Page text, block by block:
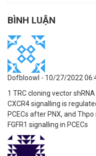
BÌNH LUẬN
Dofbloowl - 10/27/2022
1 TRC cloning vector
CXCR4 signalling is
PCECs after PNX, and
FGFR1 signalling in PCECs